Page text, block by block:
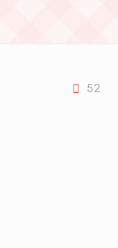
52